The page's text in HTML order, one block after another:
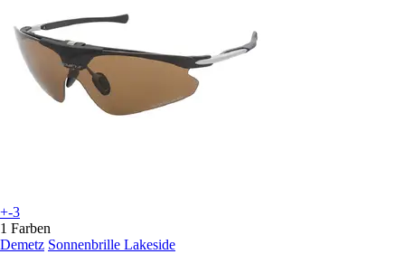
+-3
1 Farben
Demetz Sonnenbrille Lakeside